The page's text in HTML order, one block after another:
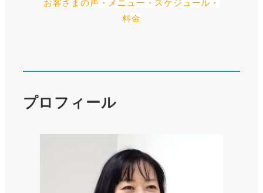
お客さまの声・メニュー・スケジュール・
料金
プロフィール